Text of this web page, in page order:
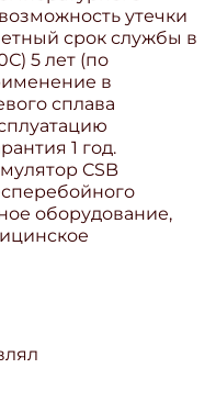
утечки
срок службы в
5 лет (по
в
сплава
1 год.
CSB
оборудование,